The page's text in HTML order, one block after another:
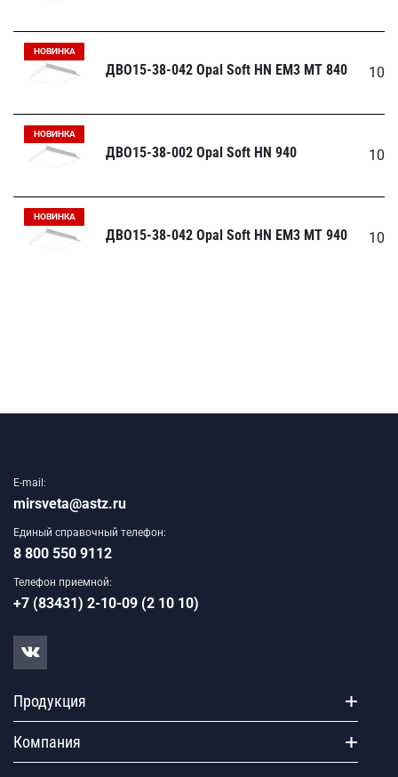
НОВИНКА
ДВО15-38-042 Opal Soft HN EM3 MT 840
НОВИНКА
ДВО15-38-002 Opal Soft HN 940
НОВИНКА
ДВО15-38-042 Opal Soft HN EM3 MT 940
E-mail:
mirsveta@astz.ru
Единый справочный телефон:
8 800 550 9112
Телефон приемной:
+7 (83431) 2-10-09 (2 10 10)
Продукция
Компания